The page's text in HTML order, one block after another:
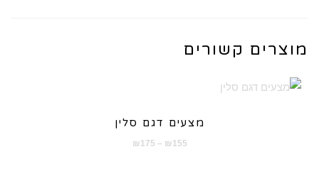
מוצרים קשורים
מצעים דגם סלין
₪ 155
–
₪ 175